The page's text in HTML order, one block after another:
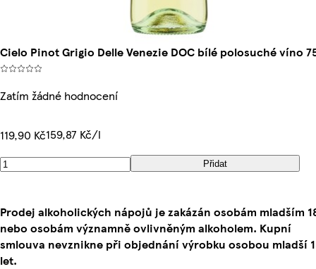
Cielo Pinot Grigio Delle Venezie DOC bílé polosuché víno
Zatím žádné hodnocení
119,90 Kč159,87 Kč/l
Přidat
Prodej alkoholických nápojů je zakázán osobám mladším
nebo osobám významně ovlivněným alkoholem. Kupní
smlouva nevznikne při objednání výrobku osobou mladší
let.